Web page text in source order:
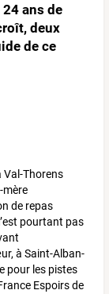
24 ans de
deux
de ce
Val-Thorens
mère
de repas
pourtant pas
à Saint-Alban-
pour les pistes
Espoirs de